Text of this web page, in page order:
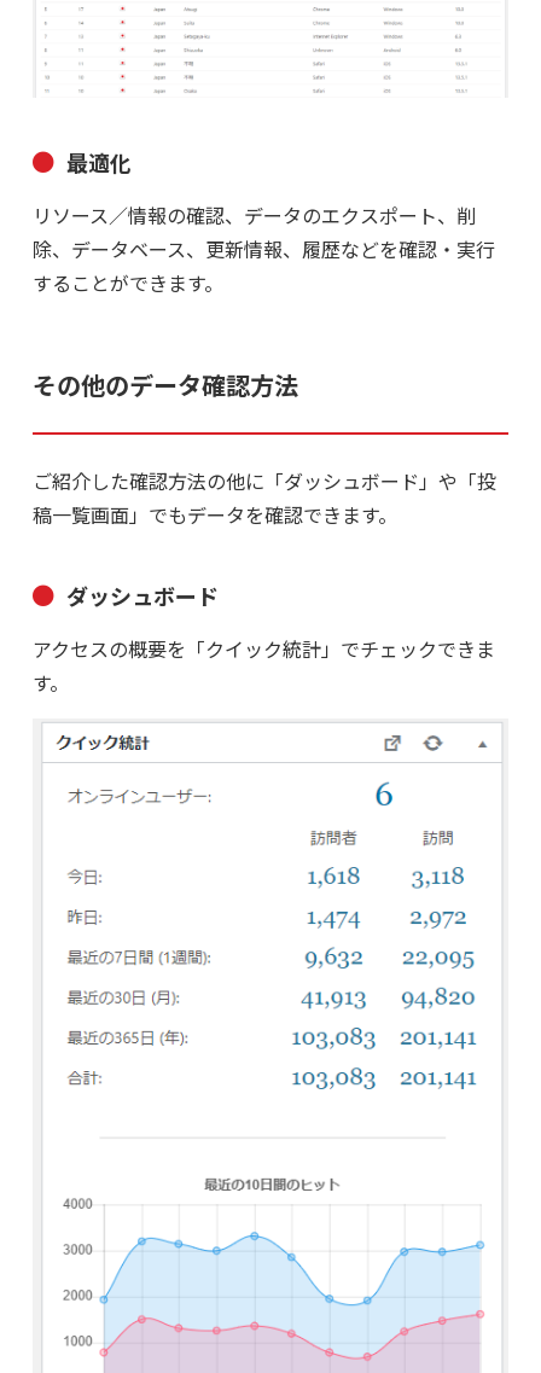
最適化
リソース／情報の確認、データのエクスポート、削
除、データベース、更新情報、履歴などを確認・実行
することができます。
その他のデータ確認方法
ご紹介した確認方法の他に「ダッシュボード」や「投
稿一覧画面」でもデータを確認できます。
ダッシュボード
アクセスの概要を「クイック統計」でチェックできま
す。